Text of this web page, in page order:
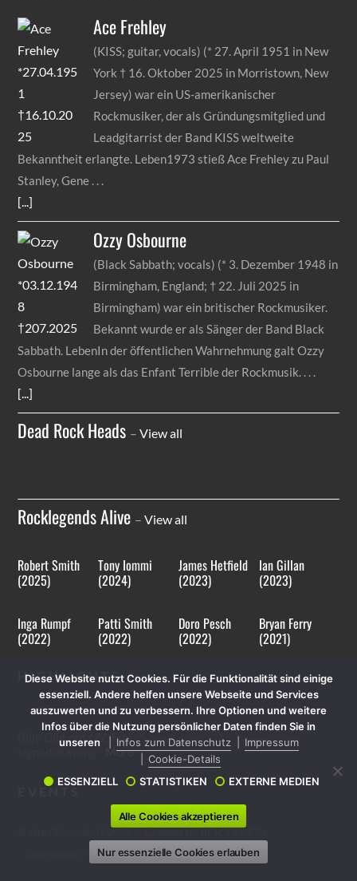
AceFrehley
(KISS; guitar, vocals) (* 27. April 1951 in New
York † 16. Oktober 2025 in Morristown, New
Jersey) war ein US-amerikanischer
Rockmusiker, der als Gründungsmitglied und
Leadgitarrist der Band KISS weltweite
Bekanntheit erlangte. Leben1973 stieß Ace Frehley zu Paul
Stanley, Gene
[...]
OzzyOsbourne
(Black Sabbath; vocals) (* 3. Dezember 1948 in
Birmingham, England; † 22. Juli 2025 in
Birmingham) war ein britischer Rockmusiker.
Bekannt wurde er als Sänger der Band Black
Sabbath. LebenIn der öffentlichen Wahrnehmung galt Ozzy
Osbourne lange als das Enfant Terrible der Rockmusik.
[...]
Dead Rock Heads –View all
Rocklegends Alive –View all
Robert Smith
(2025)
Tony Iommi
(2024)
James Hetfield
(2023)
Ian Gillan
(2023)
Inga Rumpf
(2022)
Patti Smith
(2022)
Doro Pesch
(2022)
Bryan Ferry
(2021)
HIGHLIGHTS
Billy Gibbons (ZZ Top)
More
EVENTS
Datenschutz·Cookie-Details
Diese Website nutzt Cookies. Für die Funktionalität sind einige
essenziell. Andere helfen unsere Webseite und Services
auszuwerten und zu verbessern. Ihre Optionen und weitere
Infos über die Nutzung persönlicher Daten finden Sie in
unseren
Infos zum Datenschutz
Impressum
Cookie-Details
ESSENZIELL
STATISTIKEN EXTERNE MEDIEN
Alle Cookies akzeptieren
Nur essenzielle Cookies erlauben